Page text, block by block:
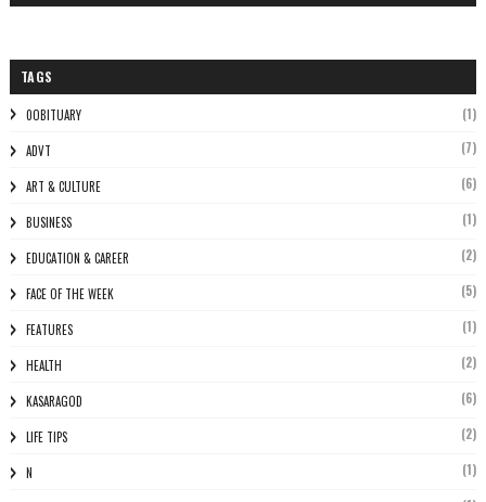
TAGS
0OBITUARY (1)
ADVT (7)
ART & CULTURE (6)
BUSINESS (1)
EDUCATION & CAREER (2)
FACE OF THE WEEK (5)
FEATURES (1)
HEALTH (2)
KASARAGOD (6)
LIFE TIPS (2)
N (1)